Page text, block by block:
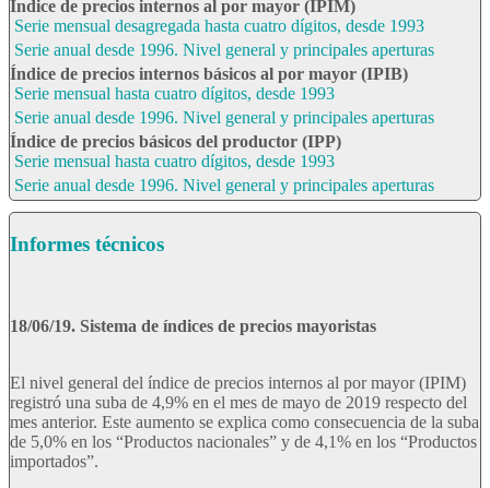
Índice de precios internos al por mayor (IPIM)
Serie mensual desagregada hasta cuatro dígitos, desde 1993
Serie anual desde 1996. Nivel general y principales aperturas
Índice de precios internos básicos al por mayor (IPIB)
Serie mensual hasta cuatro dígitos, desde 1993
Serie anual desde 1996. Nivel general y principales aperturas
Índice de precios básicos del productor (IPP)
Serie mensual hasta cuatro dígitos, desde 1993
Serie anual desde 1996. Nivel general y principales aperturas
Informes técnicos
18/06/19. Sistema de índices de precios mayoristas
El nivel general del índice de precios internos al por mayor (IPIM)
registró una suba de 4,9% en el mes de mayo de 2019 respecto del
mes anterior. Este aumento se explica como consecuencia de la suba
de 5,0% en los “Productos nacionales” y de 4,1% en los “Productos
importados”.